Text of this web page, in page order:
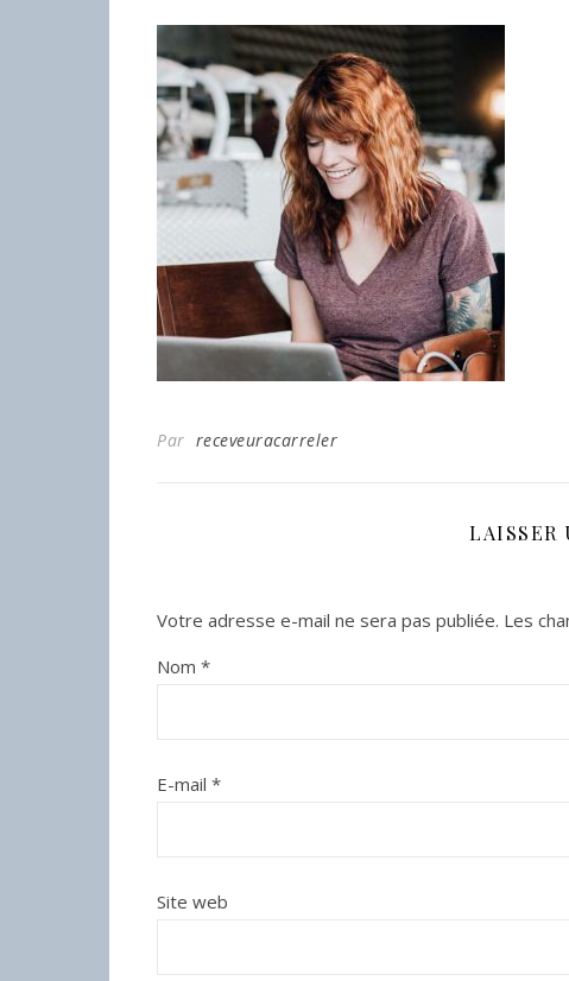
Par receveuracarreler
LAISSER
Votre adresse e-mail ne sera pas publiée. Les
Nom *
E-mail *
Site web